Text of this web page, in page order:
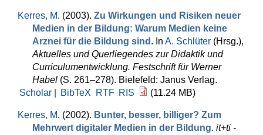
Kerres, M. (2003). Zu Wirkungen und Risiken neuer
Medien in der Bildung: Warum Medien keine
Arznei für die Bildung sind . In A. Schlüter (Hrsg.),
Aktuelles und Querliegendes zur Didaktik und
Curriculumentwicklung. Festschrift für Werner
Habel (S. 261–278). Bielefeld: Janus Verlag.
Scholar |
BibTeX RTF RIS (11.24 MB)
Kerres, M. (2002). Bunter, besser, billiger? Zum
Mehrwert digitaler Medien in der Bildung. it+ti -